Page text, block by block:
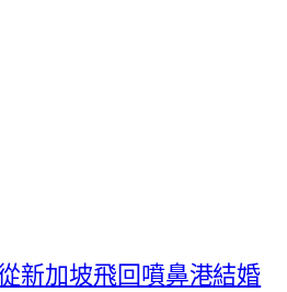
新加坡飛回噴鼻港結婚